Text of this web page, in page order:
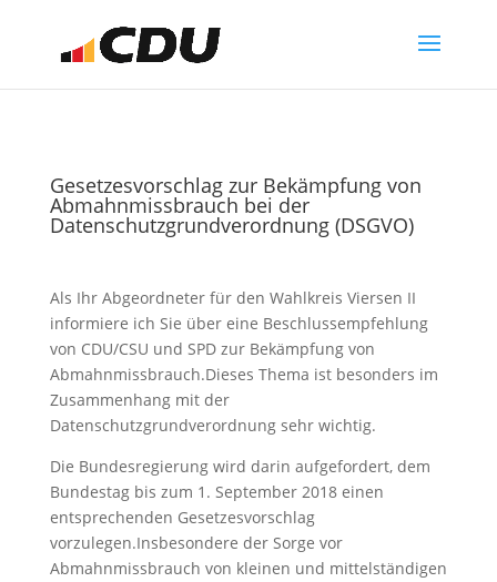
Gesetzesvorschlag zur Bekämpfung von
Abmahnmissbrauch bei der
Datenschutzgrundverordnung (DSGVO)
Als Ihr Abgeordneter für den Wahlkreis Viersen II
informiere ich Sie über eine Beschlussempfehlung
von CDU/CSU und SPD zur Bekämpfung von
Abmahnmissbrauch.Dieses Thema ist besonders im
Zusammenhang mit der
Datenschutzgrundverordnung sehr wichtig.
Die Bundesregierung wird darin aufgefordert, dem
Bundestag bis zum 1. September 2018 einen
entsprechenden Gesetzesvorschlag
vorzulegen.Insbesondere der Sorge vor
Abmahnmissbrauch von kleinen und mittelständigen